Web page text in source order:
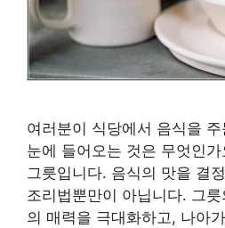
여러분이 식당에서 음식을
눈에 들어오는 것은 무엇인
그릇입니다. 음식의 맛을 결
조리법뿐만이 아닙니다. 그
의 매력을 극대화하고, 나아